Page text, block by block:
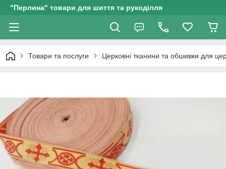
"Перлина" товари для шиття та рукоділля
Товари та послуги Церковні тканини та обшивки для